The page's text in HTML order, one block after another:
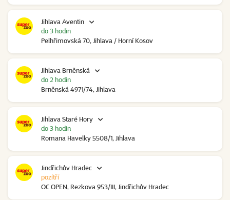
Jihlava Aventin
Pelhřimovská 70, Jihlava / Horní Kosov
do 3 hodin
Jihlava Brněnská
Brněnská 4971/74, Jihlava
do 2 hodin
Jihlava Staré Hory
Romana Havelky 5508/1, Jihlava
do 3 hodin
Jindřichův Hradec
OC OPEN, Rezkova 953/III, Jindřichův Hradec
pozítří